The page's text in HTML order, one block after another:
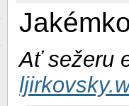
Ať sežeru